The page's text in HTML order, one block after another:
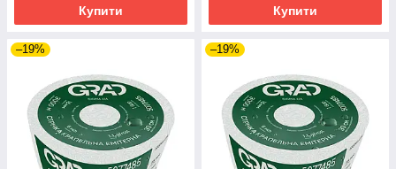
Купити Купити
–19% –19%